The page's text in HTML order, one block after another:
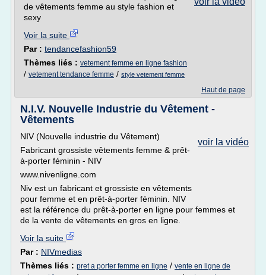
de vêtements femme au style fashion et
sexy
Voir la suite
Par : tendancefashion59
Thèmes liés : vetement femme en ligne fashion
/ vetement tendance femme / style vetement femme
Haut de page
N.I.V. Nouvelle Industrie du Vêtement -
Vêtements
voir la vidéo
NIV (Nouvelle industrie du Vêtement)
Fabricant grossiste vêtements femme & prêt-
à-porter féminin - NIV
www.nivenligne.com
Niv est un fabricant et grossiste en vêtements
pour femme et en prêt-à-porter féminin. NIV
est la référence du prêt-à-porter en ligne pour femmes et
de la vente de vêtements en gros en ligne.
Voir la suite
Par : NIVmedias
Thèmes liés : pret a porter femme en ligne / vente en ligne de